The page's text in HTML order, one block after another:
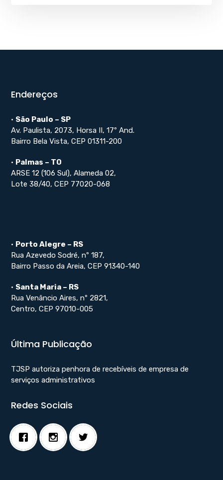
Endereços
• São Paulo – SP
Av. Paulista, 2073, Horsa II, 17º And.
Bairro Bela Vista, CEP 01311-200
• Palmas – TO
ARSE 12 (106 Sul), Alameda 02,
Lote 38/40, CEP 77020-068
• Porto Alegre – RS
Rua Azevedo Sodré, nº 187,
Bairro Passo da Areia, CEP 91340-140
• Santa Maria – RS
Rua Venâncio Aires, nº 2821,
Centro, CEP 97010-005
Última Publicação
TJSP autoriza penhora de recebíveis de empresa de
serviços administrativos
Redes Sociais